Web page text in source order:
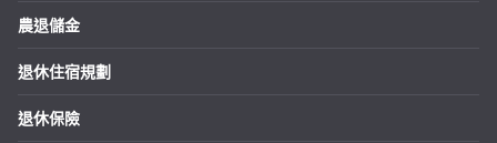
農退儲金
退休住宿規劃
退休保險